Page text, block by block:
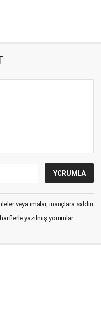
veya imalar, inançlara saldırı
yazılmış yorumlar